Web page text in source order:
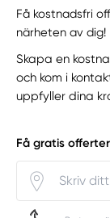
Få kostnadsfri
närheten av dig!
Skapa en
och kom i
uppfyller dina
Få gratis offerter